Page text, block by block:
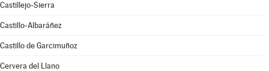
Castillejo-Sierra
Castillo-Albaráñez
Castillo de Garcimuñoz
Cervera del Llano